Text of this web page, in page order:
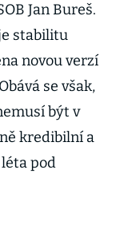
Jan Bureš.
stabilitu
novou verzí
se však,
být v
kredibilní a
pod